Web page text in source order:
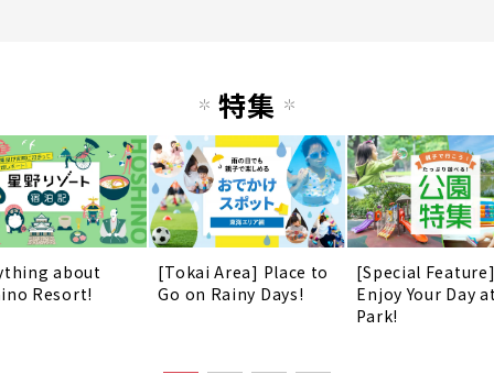
特集
about
Resort!
[Tokai Area] Place to
Go on Rainy Days!
[Special
Enjoy Your Day
Park!